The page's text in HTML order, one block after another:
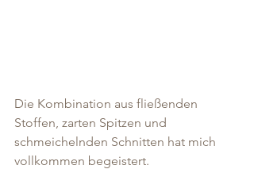
Die Kombination aus fließenden
Stoffen, zarten Spitzen und
schmeichelnden Schnitten hat mich
vollkommen begeistert.